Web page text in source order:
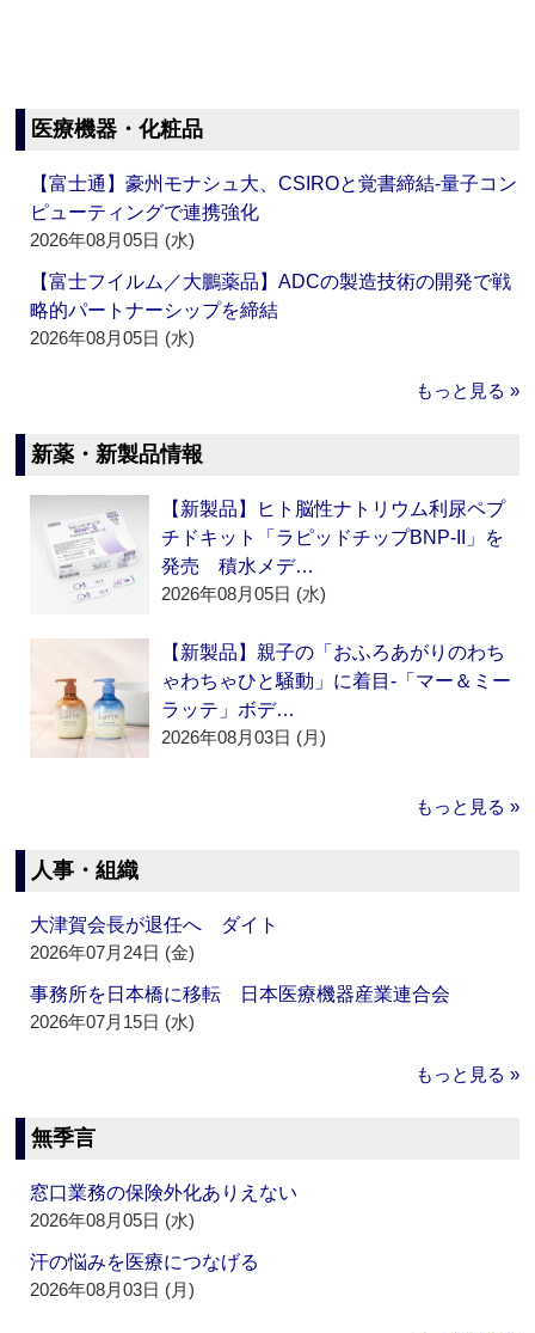
医療機器・化粧品
【富士通】豪州モナシュ大、CSIROと覚書締結‐量子コン
ピューティングで連携強化
2026年08月05日 (水)
【富士フイルム／大鵬薬品】ADCの製造技術の開発で戦
略的パートナーシップを締結
2026年08月05日 (水)
もっと見る »
新薬・新製品情報
【新製品】ヒト脳性ナトリウム利尿ペプ
チドキット「ラピッドチップBNP-II」を
発売 積水メデ…
2026年08月05日 (水)
【新製品】親子の「おふろあがりのわち
ゃわちゃひと騒動」に着目‐「マー＆ミー
ラッテ」ボデ…
2026年08月03日 (月)
もっと見る »
人事・組織
大津賀会長が退任へ ダイト
2026年07月24日 (金)
事務所を日本橋に移転 日本医療機器産業連合会
2026年07月15日 (水)
もっと見る »
無季言
窓口業務の保険外化ありえない
2026年08月05日 (水)
汗の悩みを医療につなげる
2026年08月03日 (月)